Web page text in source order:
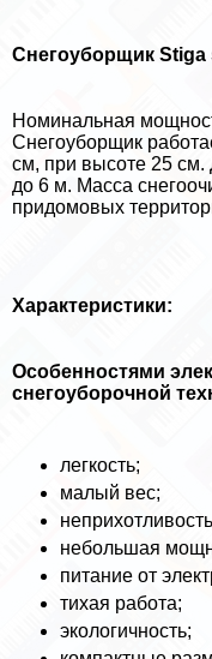
Снегоуборщик Stiga
Номинальная
Снегоуборщик
см, при высоте 25
до 6 м. Масса
придомовых
Хаpaктеристики:
Особенностями
снегоуборочной
легкость;
малый вес;
небольшая
питание от
тихая работа;
экологичность;